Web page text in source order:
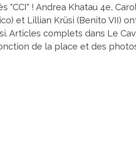
"CCI" ! Andrea Khatau 4e,
et Lillian Krüsi (Benito VII)
Articles complets dans Le
de la place et des